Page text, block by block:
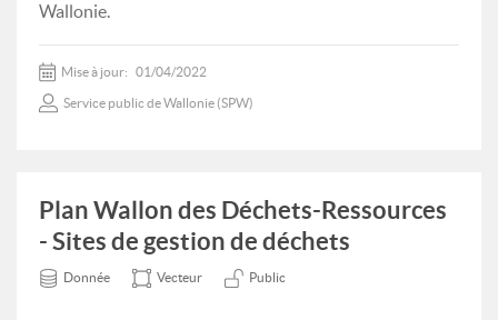
Wallonie.
Mise à jour: 01/04/2022
Service public de Wallonie (SPW)
Plan Wallon des Déchets-Ressources
- Sites de gestion de déchets
Donnée Vecteur Public